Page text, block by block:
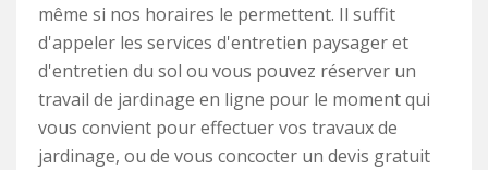
même si nos horaires le permettent. Il suffit
d'appeler les services d'entretien paysager et
d'entretien du sol ou vous pouvez réserver un
travail de jardinage en ligne pour le moment qui
vous convient pour effectuer vos travaux de
jardinage, ou de vous concocter un devis gratuit